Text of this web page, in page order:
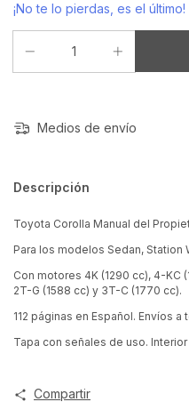
¡No te lo pierdas, es el último!
Medios de envío
Descripción
Toyota Corolla Manual del
Para los modelos Sedan, Station
Con motores 4K (1290 cc), 4-KC
2T-G (1588 cc) y 3T-C (1770 cc).
112 páginas en Español. Envíos a
Tapa con señales de uso.
Compartir